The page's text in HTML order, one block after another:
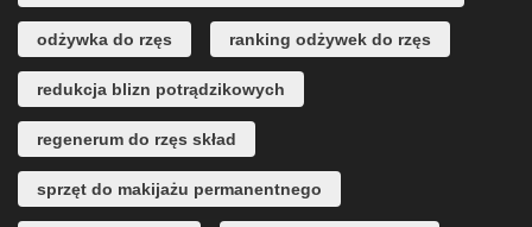
odżywka do rzęs ranking odżywek do rzęs
redukcja blizn potrądzikowych
regenerum do rzęs skład
sprzęt do makijażu permanentnego